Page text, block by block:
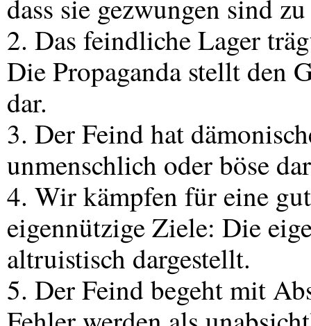
dass sie gezwungen sind
2. Das feindliche Lager
Die Propaganda stellt den
dar.
3. Der Feind hat
unmenschlich oder böse
4. Wir kämpfen für eine
eigennützige Ziele: Die
altruistisch dargestellt.
5. Der Feind begeht mit